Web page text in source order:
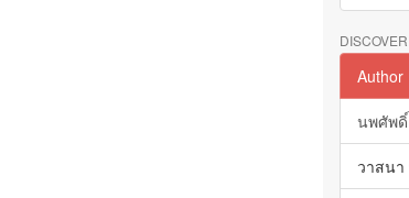
DISCOVER
Author
นพศัพ
วาสน